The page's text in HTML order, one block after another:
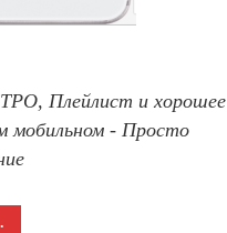
Плейлист и хорошее
мобильном - Просто